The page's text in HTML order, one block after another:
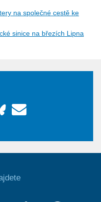
na společné cestě ke
sinice na březích Lipna